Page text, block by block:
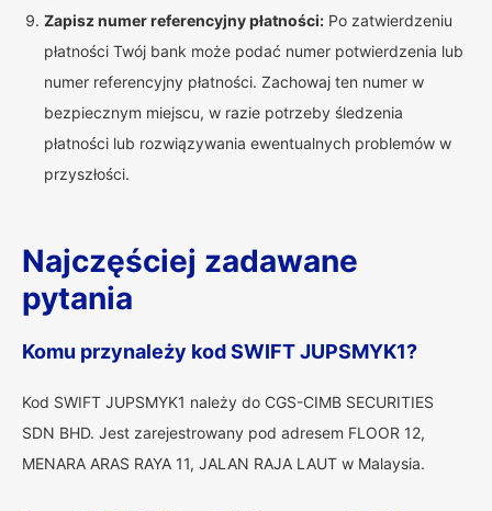
Zapisz numer referencyjny płatności: Po zatwierdzeniu
płatności Twój bank może podać numer potwierdzenia lub
numer referencyjny płatności. Zachowaj ten numer w
bezpiecznym miejscu, w razie potrzeby śledzenia
płatności lub rozwiązywania ewentualnych problemów w
przyszłości.
Najczęściej zadawane
pytania
Komu przynależy kod SWIFT JUPSMYK1?
Kod SWIFT JUPSMYK1 należy do CGS-CIMB SECURITIES
SDN BHD. Jest zarejestrowany pod adresem FLOOR 12,
MENARA ARAS RAYA 11, JALAN RAJA LAUT w Malaysia.